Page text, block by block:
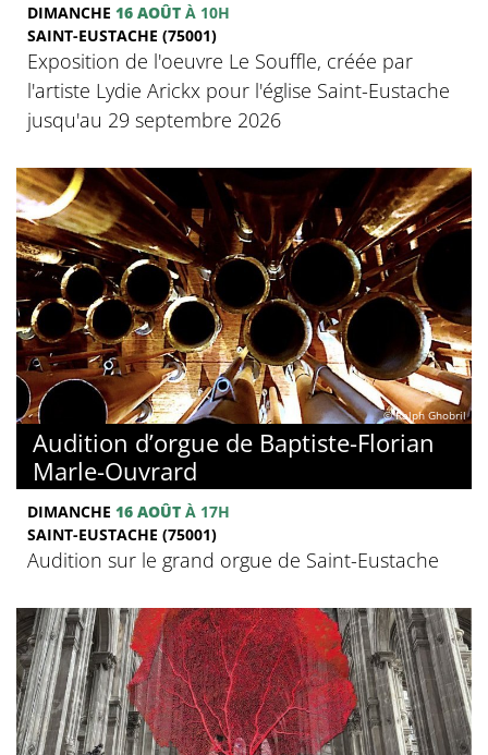
DIMANCHE 16 AOÛT À 10H
SAINT-EUSTACHE (75001)
Exposition de l'oeuvre Le Souffle, créée par
l'artiste Lydie Arickx pour l'église Saint-Eustache
jusqu'au 29 septembre 2026
© Ralph Ghobril
Audition d’orgue de Baptiste-Florian
Marle-Ouvrard
DIMANCHE 16 AOÛT À 17H
SAINT-EUSTACHE (75001)
Audition sur le grand orgue de Saint-Eustache